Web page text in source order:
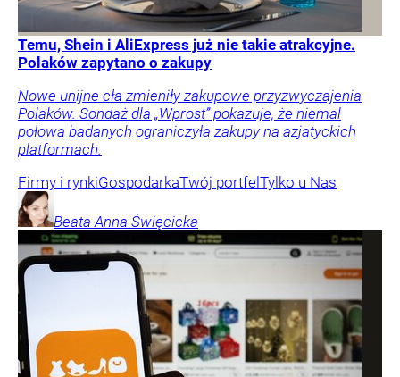
Temu, Shein i AliExpress już nie takie atrakcyjne.
Polaków zapytano o zakupy
Nowe unijne cła zmieniły zakupowe przyzwyczajenia
Polaków. Sondaż dla „Wprost” pokazuje, że niemal
połowa badanych ograniczyła zakupy na azjatyckich
platformach.
Firmy i rynkiGospodarkaTwój portfel Tylko u Nas
Beata Anna Święcicka